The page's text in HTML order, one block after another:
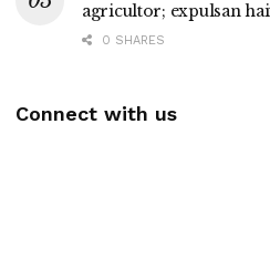
agricultor; expulsan
0 SHARES
Connect with us